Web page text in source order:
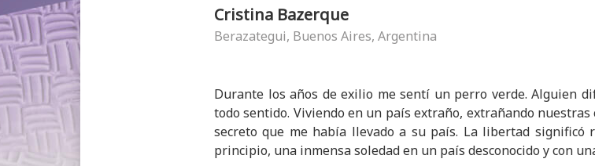
Cristina Bazerque
Berazategui, Buenos Aires, Argentina
Durante los años de exilio me sentí un perro verde. Alguien
todo sentido. Viviendo en un país extraño, extrañando
secreto que me había llevado a su país. La libertad
principio, una inmensa soledad en un país desconocido y con